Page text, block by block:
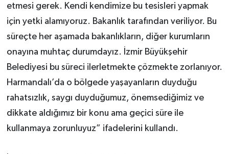
etmesi gerek. Kendi kendimize bu tesisleri yapmak
için yetki alamıyoruz. Bakanlık tarafından veriliyor. Bu
süreçte her aşamada bakanlıkların, diğer kurumların
onayına muhtaç durumdayız. İzmir Büyükşehir
Belediyesi bu süreci ilerletmekte çözmekte zorlanıyor.
Harmandalı’da o bölgede yaşayanların duyduğu
rahatsızlık, saygı duyduğumuz, önemsediğimiz ve
dikkate aldığımız bir konu ama geçici süre ile
kullanmaya zorunluyuz” ifadelerini kullandı.